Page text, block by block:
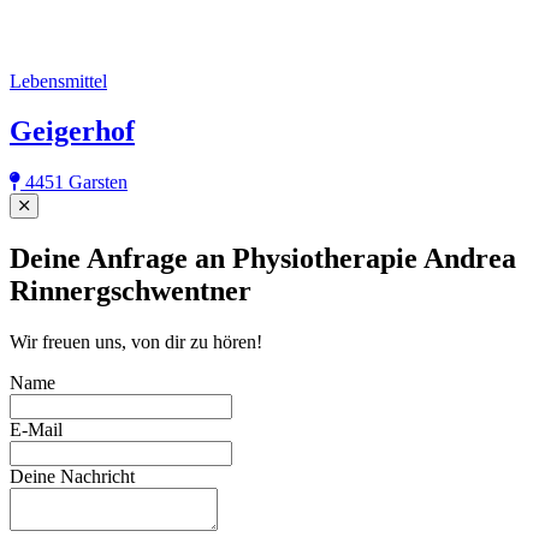
Lebensmittel
Geigerhof
4451 Garsten
Close
Deine Anfrage an Physiotherapie Andrea
Rinnergschwentner
Wir freuen uns, von dir zu hören!
Name
E-Mail
Deine Nachricht